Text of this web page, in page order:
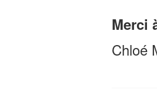
Merci
Chloé